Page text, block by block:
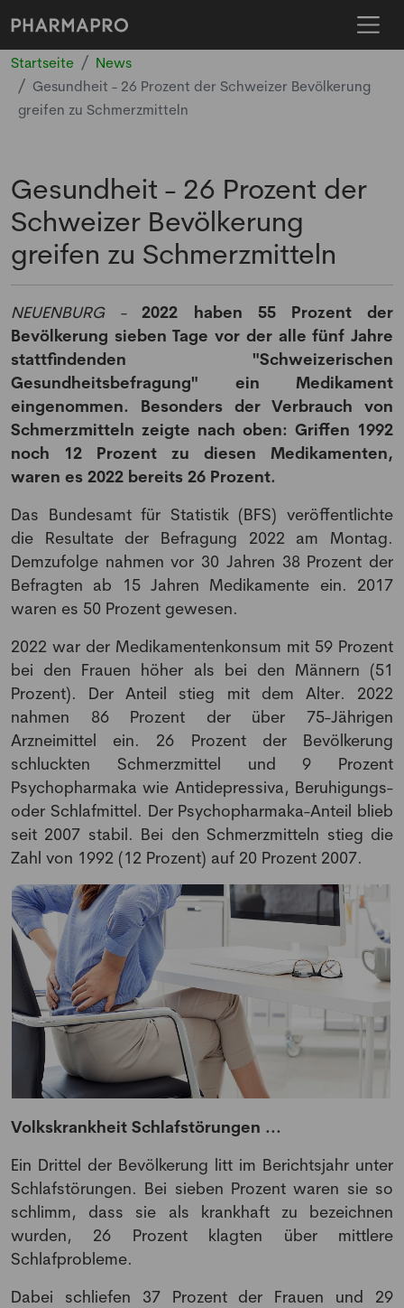
Startseite
News
Gesundheit - 26 Prozent der Schweizer Bevölkerung
greifen zu Schmerzmitteln
Gesundheit - 26 Prozent der
Schweizer Bevölkerung
greifen zu Schmerzmitteln
NEUENBURG -
2022 haben 55 Prozent der
Bevölkerung sieben Tage vor der alle fünf Jahre
stattfindenden "Schweizerischen
Gesundheitsbefragung" ein Medikament
eingenommen. Besonders der Verbrauch von
Schmerzmitteln zeigte nach oben: Griffen 1992
noch 12 Prozent zu diesen Medikamenten,
waren es 2022 bereits 26 Prozent.
Das Bundesamt für Statistik (BFS) veröffentlichte
die Resultate der Befragung 2022 am Montag.
Demzufolge nahmen vor 30 Jahren 38 Prozent der
Befragten ab 15 Jahren Medikamente ein. 2017
waren es 50 Prozent gewesen.
2022 war der Medikamentenkonsum mit 59 Prozent
bei den Frauen höher als bei den Männern (51
Prozent). Der Anteil stieg mit dem Alter. 2022
nahmen 86 Prozent der über 75-Jährigen
Arzneimittel ein. 26 Prozent der Bevölkerung
schluckten Schmerzmittel und 9 Prozent
Psychopharmaka wie Antidepressiva, Beruhigungs-
oder Schlafmittel. Der Psychopharmaka-Anteil blieb
seit 2007 stabil. Bei den Schmerzmitteln stieg die
Zahl von 1992 (12 Prozent) auf 20 Prozent 2007.
Volkskrankheit Schlafstörungen ...
Ein Drittel der Bevölkerung litt im Berichtsjahr unter
Schlafstörungen. Bei sieben Prozent waren sie so
schlimm, dass sie als krankhaft zu bezeichnen
wurden, 26 Prozent klagten über mittlere
Schlafprobleme.
Dabei schliefen 37 Prozent der Frauen und 29